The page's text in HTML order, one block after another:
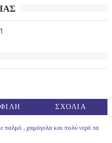
ΣΧΟΛΙΑ
παλμό , χαμόγελα και πολύ νερό τα